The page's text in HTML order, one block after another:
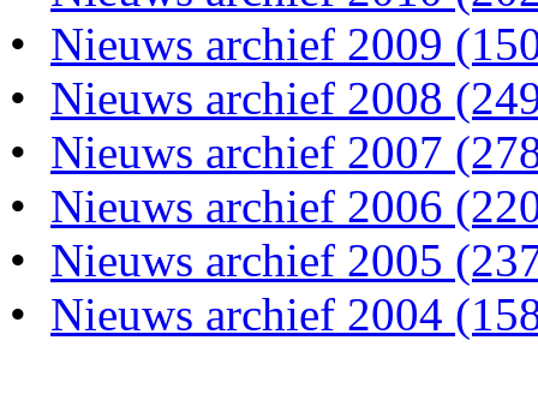
• Nieuws archief 2009
• Nieuws archief 2008
• Nieuws archief 2007
• Nieuws archief 2006
• Nieuws archief 2005
• Nieuws archief 2004